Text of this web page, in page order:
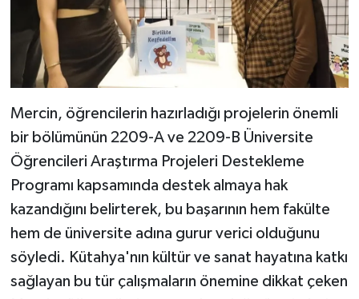
Mercin, öğrencilerin hazırladığı projelerin önemli
bir bölümünün 2209-A ve 2209-B Üniversite
Öğrencileri Araştırma Projeleri Destekleme
Programı kapsamında destek almaya hak
kazandığını belirterek, bu başarının hem fakülte
hem de üniversite adına gurur verici olduğunu
söyledi. Kütahya'nın kültür ve sanat hayatına katkı
sağlayan bu tür çalışmaların önemine dikkat çeken